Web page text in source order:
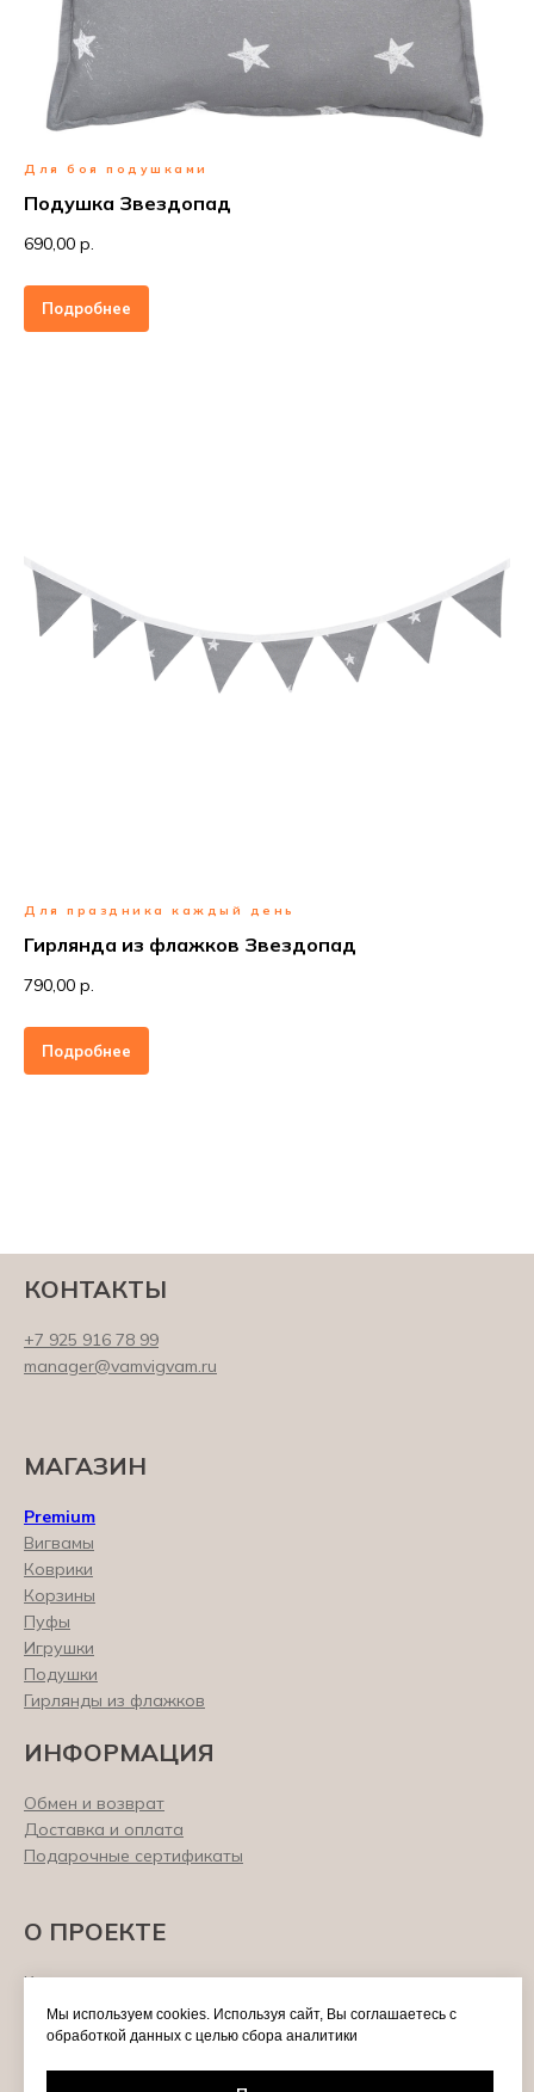
Для боя подушками
Подушка Звездопад
690,00 р.
Подробнее
Для праздника каждый день
Гирлянда из флажков Звездопад
790,00 р.
Подробнее
КОНТАКТЫ
+7 925 916 78 99
manager@vamvigvam.ru
МАГАЗИН
Premium
Вигвамы
Коврики
Корзины
Пуфы
Игрушки
Подушки
Гирлянды из флажков
ИНФОРМАЦИЯ
Обмен и возврат
Доставка и оплата
Подарочные сертификаты
О ПРОЕКТЕ
Контакты
Сотрудничество
О нас
Политика конфиденциальности
Мы используем cookies. Используя сайт, Вы соглашаетесь с
обработкой данных с целью сбора аналитики